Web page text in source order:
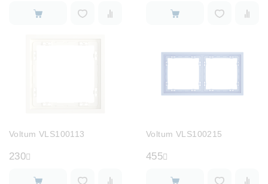
Voltum VLS100113
230
Voltum VLS100215
455